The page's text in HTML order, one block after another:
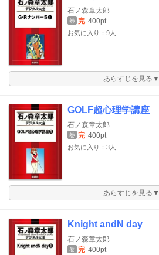
石ノ森章太郎
巻 完 400pt
お気に入り：9人
あらすじを見る▼
GOLF超心理学講座
石ノ森章太郎
巻 完 400pt
お気に入り：3人
あらすじを見る▼
Knight andN day
石ノ森章太郎
巻 完 400pt